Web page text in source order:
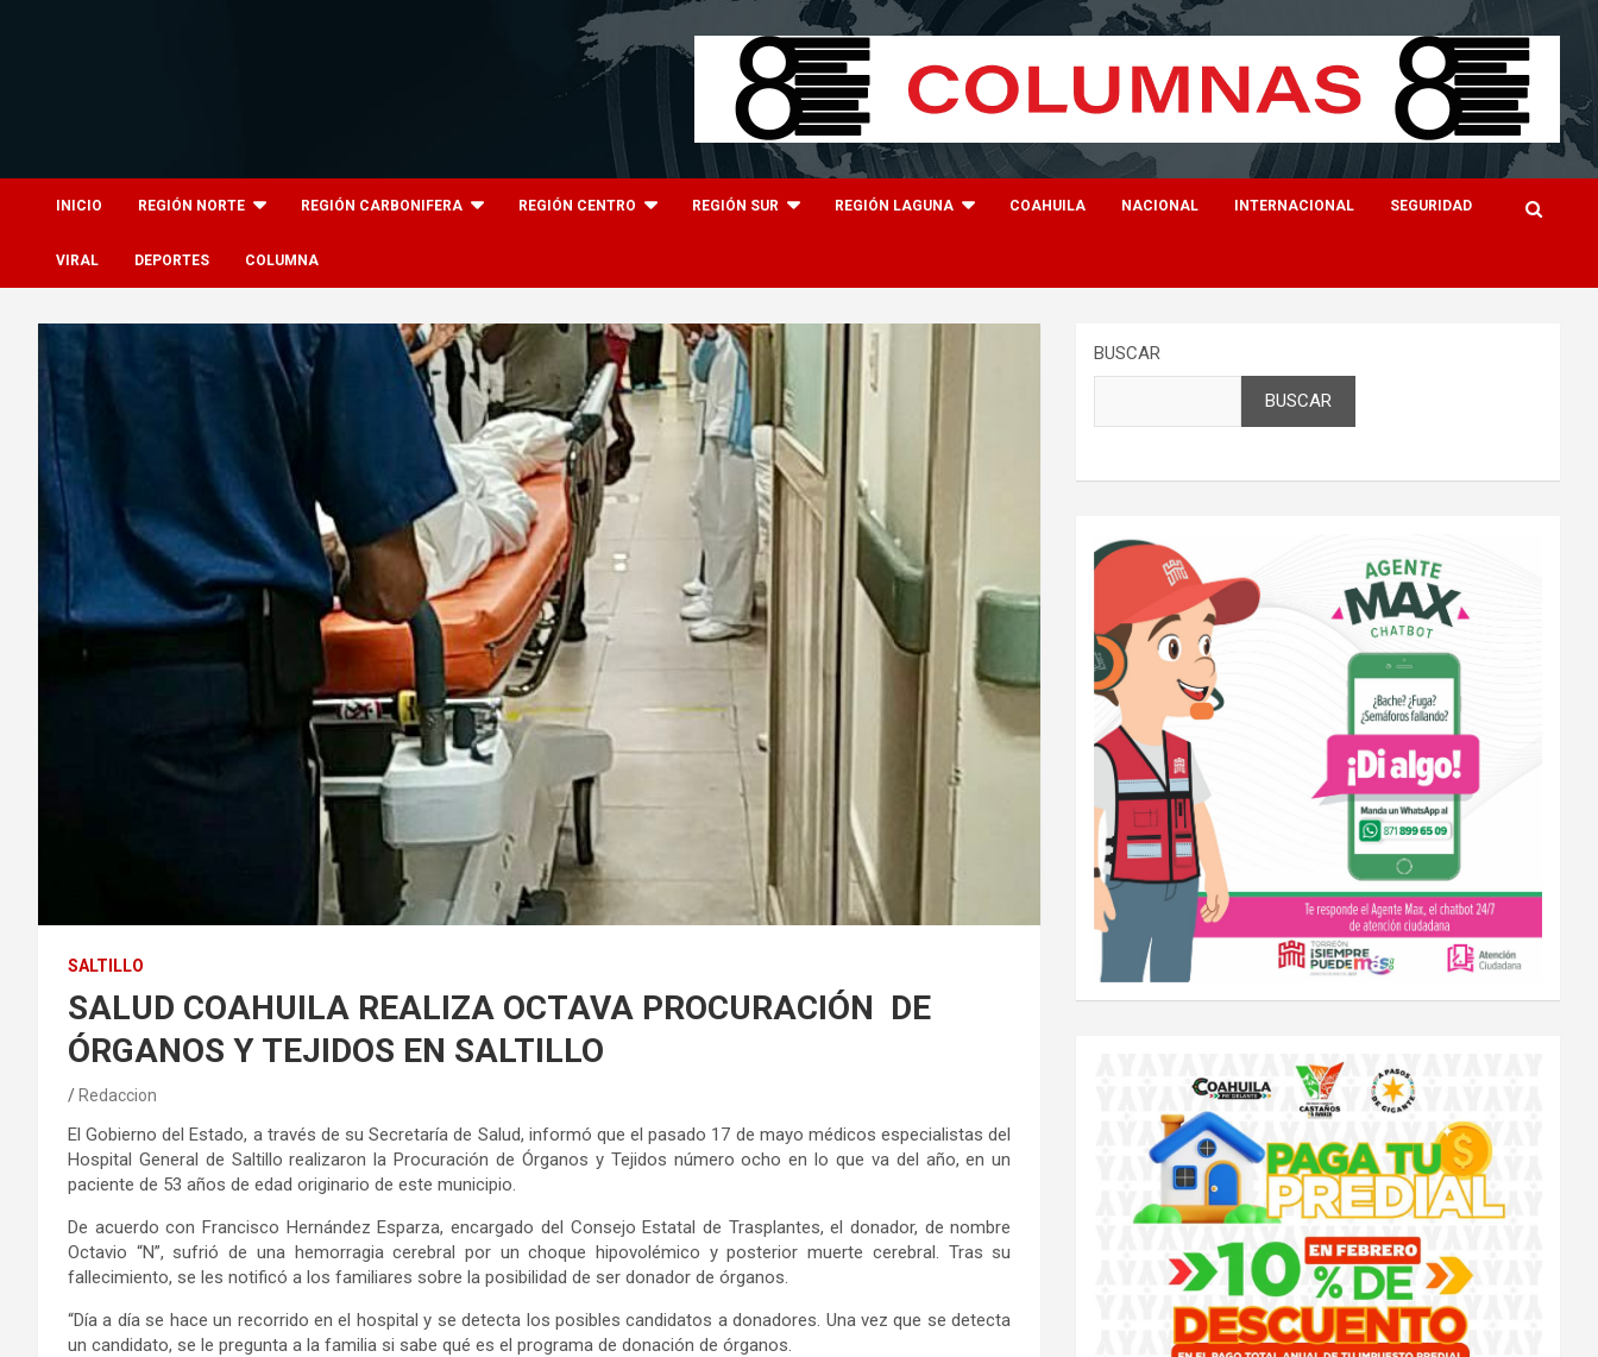
INICIO REGIÓN NORTE REGIÓN CARBONIFERA REGIÓN CENTRO REGIÓN SUR REGIÓN LAGUNA COAHUILA NACIONAL INTERNACIONAL SEGURIDAD
VIRAL DEPORTES COLUMNA
SALTILLO
SALUD COAHUILA REALIZA OCTAVA PROCURACIÓN DE
ÓRGANOS Y TEJIDOS EN SALTILLO
Redaccion
El Gobierno del Estado, a través de su Secretaría de Salud, informó que el pasado 17 de mayo médicos especialistas del
Hospital General de Saltillo realizaron la Procuración de Órganos y Tejidos número ocho en lo que va del año, en un
paciente de 53 años de edad originario de este municipio.
De acuerdo con Francisco Hernández Esparza, encargado del Consejo Estatal de Trasplantes, el donador, de nombre
Octavio “N”, sufrió de una hemorragia cerebral por un choque hipovolémico y posterior muerte cerebral. Tras su
fallecimiento, se les notificó a los familiares sobre la posibilidad de ser donador de órganos.
“Día a día se hace un recorrido en el hospital y se detecta los posibles candidatos a donadores. Una vez que se detecta
un candidato, se le pregunta a la familia si sabe qué es el programa de donación de órganos.
BUSCAR
BUSCAR